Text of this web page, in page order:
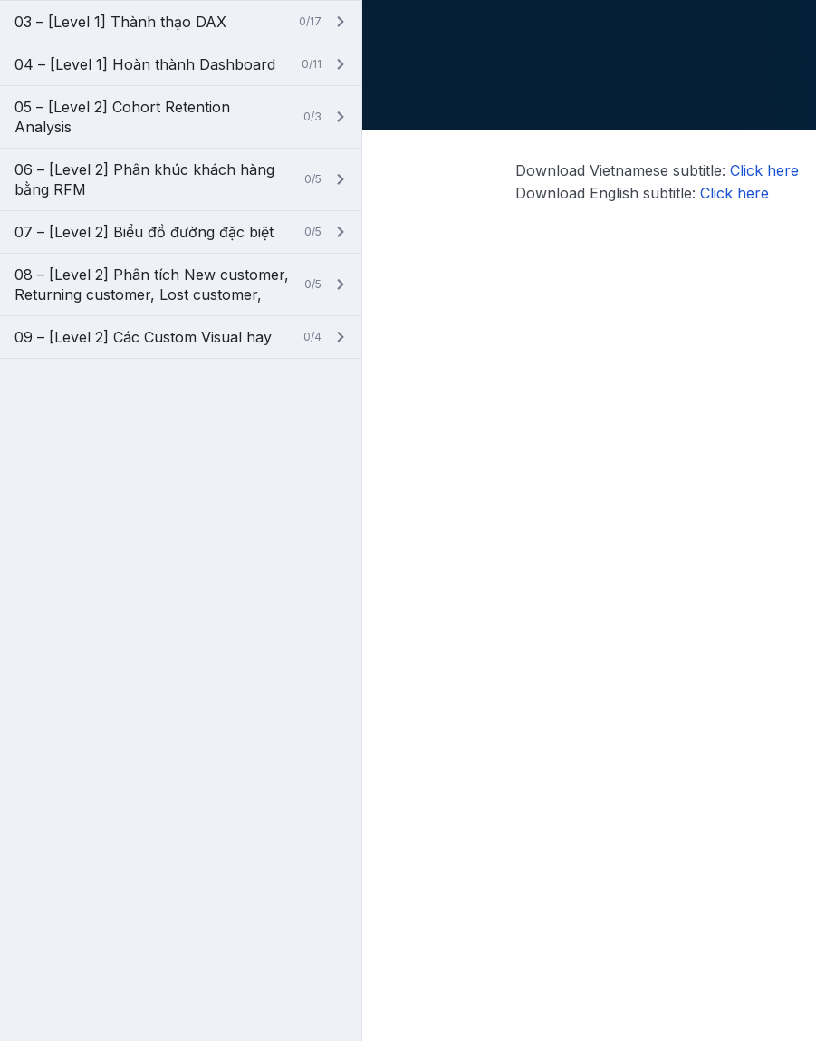
03 – [Level 1] Thành thạo DAX 0/17
04 – [Level 1] Hoàn thành Dashboard 0/11
05 – [Level 2] Cohort Retention
Analysis
0/3
06 – [Level 2] Phân khúc khách hàng
bằng RFM
0/5
07 – [Level 2] Biểu đồ đường đặc biệt 0/5
08 – [Level 2] Phân tích New customer,
Returning customer, Lost customer,
0/5
09 – [Level 2] Các Custom Visual hay 0/4
Download Vietnamese subtitle:Click here
Download English subtitle:Click here